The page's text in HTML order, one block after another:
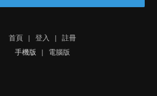
首頁 | 登入 |
註冊
手機版
| 電腦版